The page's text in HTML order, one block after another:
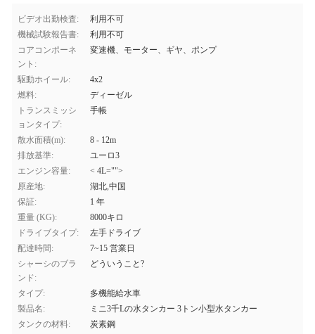
ビデオ出勤検査:
利用不可
機械試験報告書:
利用不可
コアコンポーネ
ント:
変速機、モーター、ギヤ、ポンプ
駆動ホイール:
4x2
燃料:
ディーゼル
トランスミッシ
ョンタイプ:
手帳
散水面積(m):
8 - 12m
排放基準:
ユーロ3
エンジン容量:
< 4L="">
原産地:
湖北,中国
保証:
1 年
重量 (KG):
8000キロ
ドライブタイプ:
左手ドライブ
配達時間:
7~15 営業日
シャーシのブラ
ンド:
どういうこと?
タイプ:
多機能給水車
製品名:
ミニ3千Lの水タンカー 3トン小型水タンカー
タンクの材料:
炭素鋼